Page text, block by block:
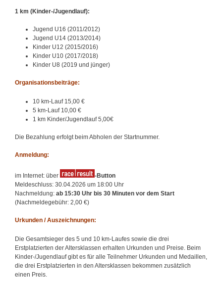
1 km (Kinder-/Jugendlauf):
Jugend U16 (2011/2012)
Jugend U14 (2013/2014)
Kinder U12 (2015/2016)
Kinder U10 (2017/2018)
Kinder U8 (2019 und jünger)
Organisationsbeiträge:
10 km-Lauf 15,00 €
5 km-Lauf 10,00 €
1 km Kinder/Jugendlauf 5,00€
Die Bezahlung erfolgt beim Abholen der Startnummer.
Anmeldung:
im Internet: über
-Button
Meldeschluss: 30.04.2026 um 18:00 Uhr
Nachmeldung: ab 15:30 Uhr bis 30 Minuten vor dem Start
(Nachmeldegebühr: 2,00 €)
Urkunden / Auszeichnungen:
Die Gesamtsieger des 5 und 10 km-Laufes sowie die drei
Erstplatzierten der Altersklassen erhalten Urkunden und Preise. Beim
Kinder-/Jugendlauf gibt es für alle Teilnehmer Urkunden und Medaillen,
die drei Erstplatzierten in den Altersklassen bekommen zusätzlich
einen Preis.